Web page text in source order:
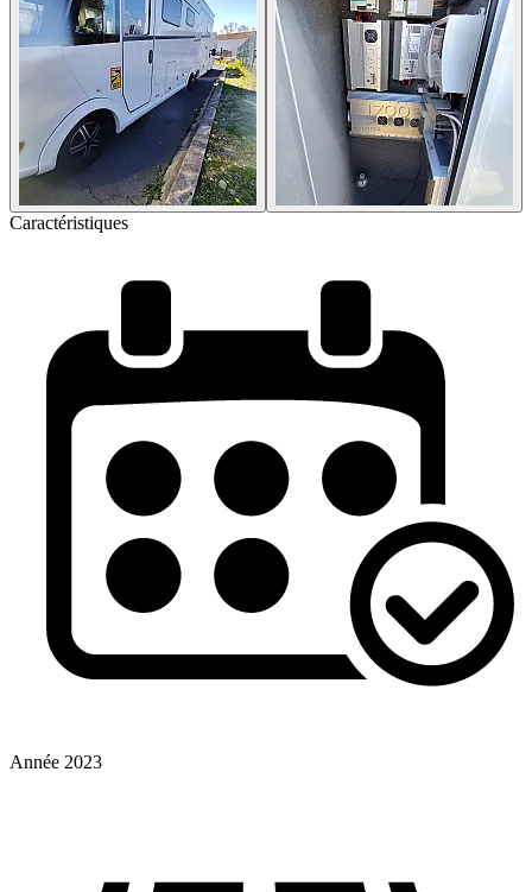
Caractéristiques
Année 2023